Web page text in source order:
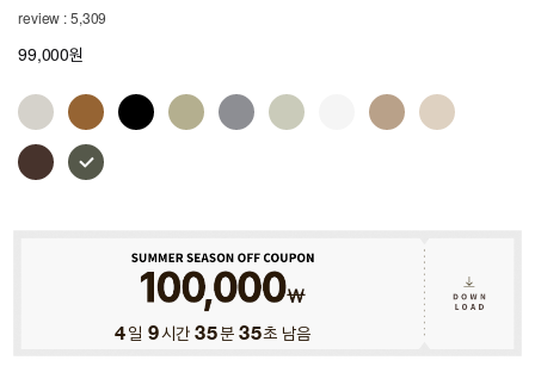
review : 5,309
99,000원
4일 9시간 35분 32초 남음